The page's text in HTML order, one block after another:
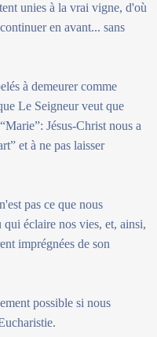
unies à la vrai vigne, d'où
en avant... sans
à demeurer comme
Le Seigneur veut que
Jésus-Christ nous a
et à ne pas laisser
pas ce que nous
éclaire nos vies, et, ainsi,
imprégnées de son
possible si nous